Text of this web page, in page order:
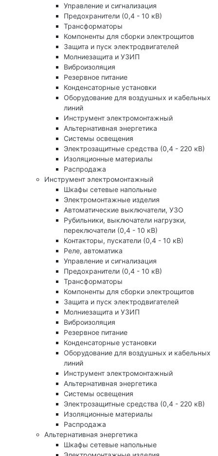
Управление и сигнализация
Предохранители (0,4 - 10 кВ)
Трансформаторы
Компоненты для сборки электрощитов
Защита и пуск электродвигателей
Молниезащита и УЗИП
Виброизоляция
Резервное питание
Конденсаторные установки
Оборудование для воздушных и кабельных
линий
Инструмент электромонтажный
Альтернативная энергетика
Системы освещения
Электрозащитные средства (0,4 - 220 кВ)
Изоляционные материалы
Распродажа
Инструмент электромонтажный
Шкафы сетевые напольные
Электромонтажные изделия
Автоматические выключатели, УЗО
Рубильники, выключатели нагрузки,
переключатели (0,4 - 10 кВ)
Контакторы, пускатели (0,4 - 10 кВ)
Реле, автоматика
Управление и сигнализация
Предохранители (0,4 - 10 кВ)
Трансформаторы
Компоненты для сборки электрощитов
Защита и пуск электродвигателей
Молниезащита и УЗИП
Виброизоляция
Резервное питание
Конденсаторные установки
Оборудование для воздушных и кабельных
линий
Инструмент электромонтажный
Альтернативная энергетика
Системы освещения
Электрозащитные средства (0,4 - 220 кВ)
Изоляционные материалы
Распродажа
Альтернативная энергетика
Шкафы сетевые напольные